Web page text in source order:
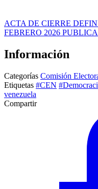
ACTA DE CIERRE
FEBRERO 2026
Información
Categorías Comisión
Etiquetas #CEN
venezuela
Compartir